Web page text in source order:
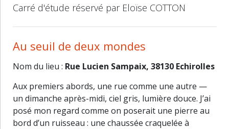
Carré d'étude réservé par Eloïse COTTON
Au seuil de deux mondes
Nom du lieu : Rue Lucien Sampaix, 38130 Echirolles
Aux premiers abords, une rue comme une autre —
un dimanche après-midi, ciel gris, lumière douce. J’ai
posé mon regard comme on poserait une pierre au
bord d’un ruisseau : une chaussée craquelée à